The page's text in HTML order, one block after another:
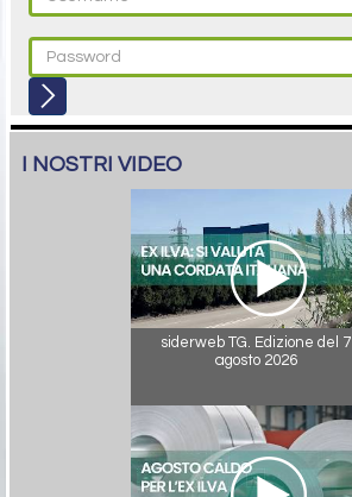
I NOSTRI VIDEO
siderweb TG. Edizione del 7
agosto 2026